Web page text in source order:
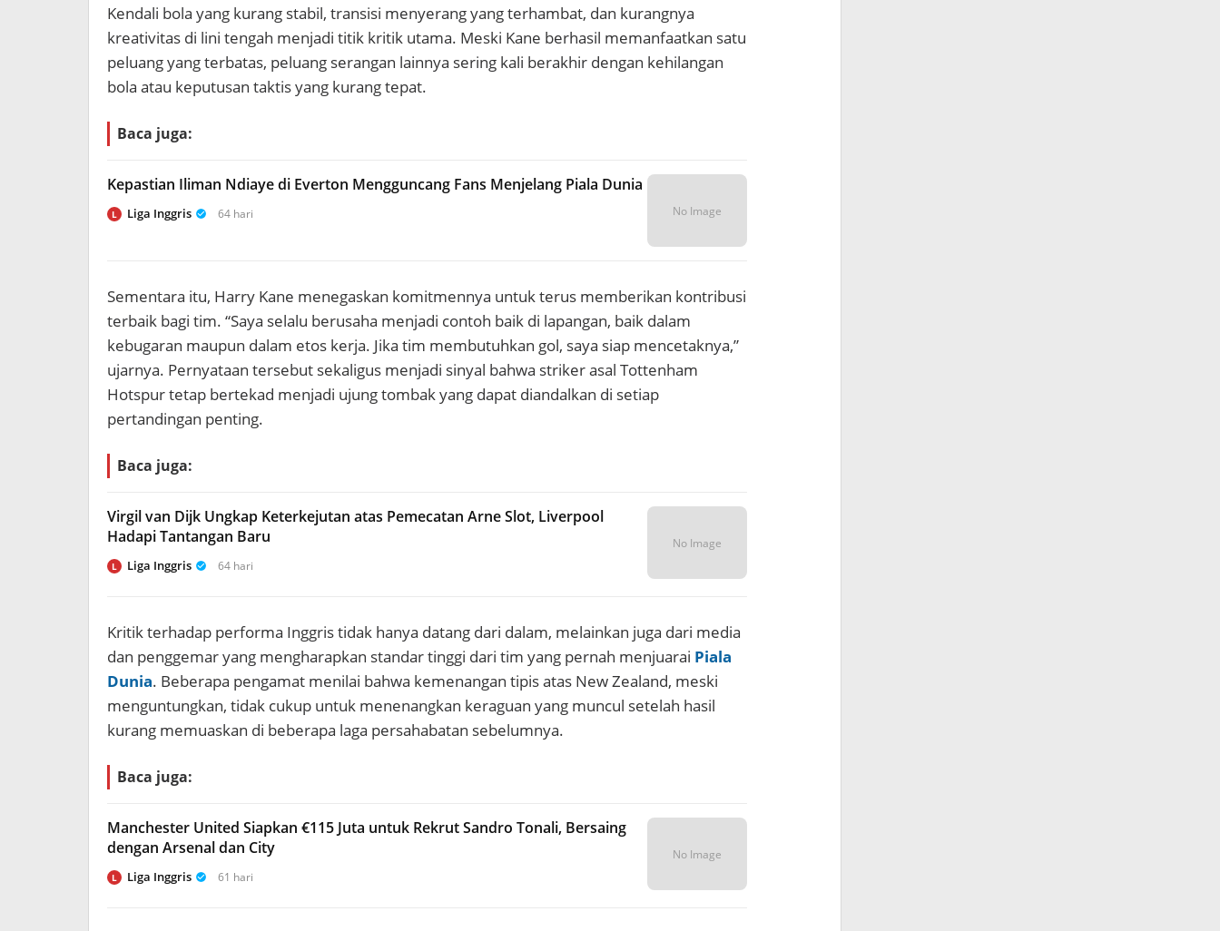
Kendali bola yang kurang stabil, transisi menyerang yang terhambat, dan kurangnya
kreativitas di lini tengah menjadi titik kritik utama. Meski Kane berhasil memanfaatkan satu
peluang yang terbatas, peluang serangan lainnya sering kali berakhir dengan kehilangan
bola atau keputusan taktis yang kurang tepat.
Baca juga:
Kepastian Iliman Ndiaye di Everton Mengguncang Fans Menjelang Piala Dunia
L Liga Inggris 64 hari No Image
Sementara itu, Harry Kane menegaskan komitmennya untuk terus memberikan kontribusi
terbaik bagi tim. “Saya selalu berusaha menjadi contoh baik di lapangan, baik dalam
kebugaran maupun dalam etos kerja. Jika tim membutuhkan gol, saya siap mencetaknya,”
ujarnya. Pernyataan tersebut sekaligus menjadi sinyal bahwa striker asal Tottenham
Hotspur tetap bertekad menjadi ujung tombak yang dapat diandalkan di setiap
pertandingan penting.
Baca juga:
Virgil van Dijk Ungkap Keterkejutan atas Pemecatan Arne Slot, Liverpool
Hadapi Tantangan Baru
L Liga Inggris 64 hari
No Image
Kritik terhadap performa Inggris tidak hanya datang dari dalam, melainkan juga dari media
dan penggemar yang mengharapkan standar tinggi dari tim yang pernah menjuarai Piala
Dunia. Beberapa pengamat menilai bahwa kemenangan tipis atas New Zealand, meski
menguntungkan, tidak cukup untuk menenangkan keraguan yang muncul setelah hasil
kurang memuaskan di beberapa laga persahabatan sebelumnya.
Baca juga:
Manchester United Siapkan €115 Juta untuk Rekrut Sandro Tonali, Bersaing
dengan Arsenal dan City
L Liga Inggris 61 hari
No Image